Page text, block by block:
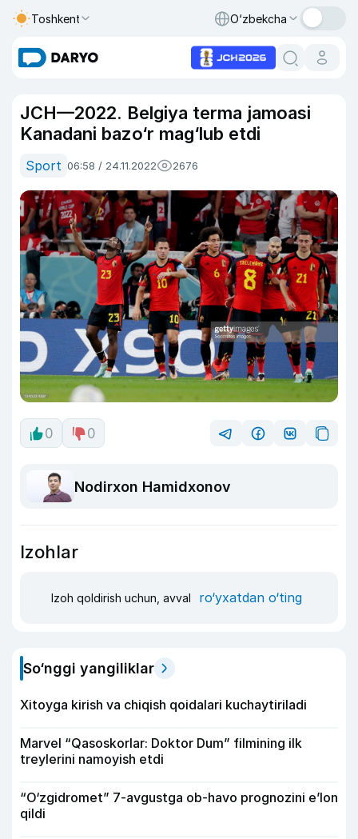
Toshkent O‘zbekcha
JCH—2022. Belgiya terma jamoasi
Kanadani bazo‘r mag‘lub etdi
Sport 06:58 / 24.11.2022 2676
0 0
Nodirxon Hamidxonov
Izohlar
Izoh qoldirish uchun, avval ro‘yxatdan o‘ting
So‘nggi yangiliklar
Xitoyga kirish va chiqish qoidalari kuchaytiriladi
Marvel “Qasoskorlar: Doktor Dum” filmining ilk
treylerini namoyish etdi
“O‘zgidromet” 7-avgustga ob-havo prognozini e’lon
qildi